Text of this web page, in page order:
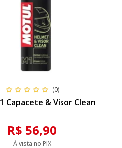
(0)
Capacete & Visor Clean
R$ 56,90
À vista no PIX